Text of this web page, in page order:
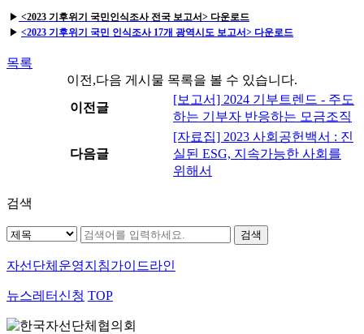
▶ <2023 기후위기 국민인식조사 전국 보고서> 다운로드
▶ <2023 기후위기 국민 인식조사 17개 광역시도 보고서> 다운로드
목록
이전,다음 게시물 목록을 볼 수 있습니다.
이전글
[보고서] 2024 기부트렌드 - 주도
하는 기부자 반응하는 모금조직
다음글
[자료집] 2023 사회공헌백서 : 진
실된 ESG, 지속가능한 사회를
위해서
검색
자선단체 운영지침가이드라인
뉴스레터신청 TOP